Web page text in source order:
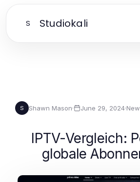
S Studiokali
S Shawn Mason· June 29, 2024·
IPTV-Vergleich:
globale